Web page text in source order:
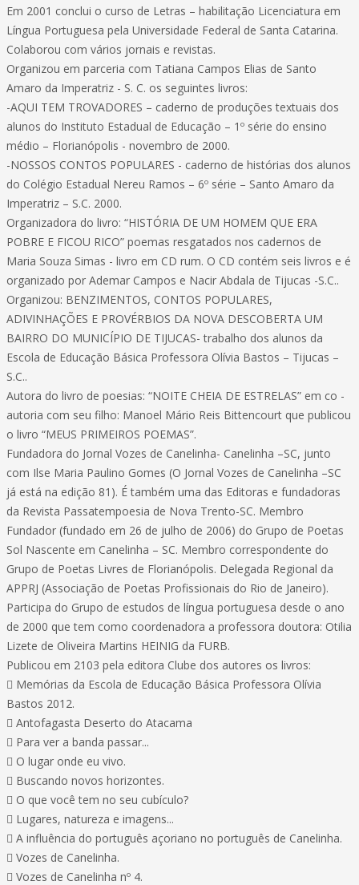
Em 2001 conclui o curso de Letras – habilitação Licenciatura em
Língua Portuguesa pela Universidade Federal de Santa Catarina.
Colaborou com vários jornais e revistas.
Organizou em parceria com Tatiana Campos Elias de Santo
Amaro da Imperatriz - S. C. os seguintes livros:
-AQUI TEM TROVADORES – caderno de produções textuais dos
alunos do Instituto Estadual de Educação – 1º série do ensino
médio – Florianópolis - novembro de 2000.
-NOSSOS CONTOS POPULARES - caderno de histórias dos alunos
do Colégio Estadual Nereu Ramos – 6º série – Santo Amaro da
Imperatriz – S.C. 2000.
Organizadora do livro: “HISTÓRIA DE UM HOMEM QUE ERA
POBRE E FICOU RICO” poemas resgatados nos cadernos de
Maria Souza Simas - livro em CD rum. O CD contém seis livros e é
organizado por Ademar Campos e Nacir Abdala de Tijucas -S.C..
Organizou: BENZIMENTOS, CONTOS POPULARES,
ADIVINHAÇÕES E PROVÉRBIOS DA NOVA DESCOBERTA UM
BAIRRO DO MUNICÍPIO DE TIJUCAS- trabalho dos alunos da
Escola de Educação Básica Professora Olívia Bastos – Tijucas –
S.C..
Autora do livro de poesias: “NOITE CHEIA DE ESTRELAS” em co -
autoria com seu filho: Manoel Mário Reis Bittencourt que publicou
o livro “MEUS PRIMEIROS POEMAS”.
Fundadora do Jornal Vozes de Canelinha- Canelinha –SC, junto
com Ilse Maria Paulino Gomes (O Jornal Vozes de Canelinha –SC
já está na edição 81). É também uma das Editoras e fundadoras
da Revista Passatempoesia de Nova Trento-SC. Membro
Fundador (fundado em 26 de julho de 2006) do Grupo de Poetas
Sol Nascente em Canelinha – SC. Membro correspondente do
Grupo de Poetas Livres de Florianópolis. Delegada Regional da
APPRJ (Associação de Poetas Profissionais do Rio de Janeiro).
Participa do Grupo de estudos de língua portuguesa desde o ano
de 2000 que tem como coordenadora a professora doutora: Otilia
Lizete de Oliveira Martins HEINIG da FURB.
Publicou em 2103 pela editora Clube dos autores os livros:
 Memórias da Escola de Educação Básica Professora Olívia
Bastos 2012.
 Antofagasta Deserto do Atacama
 Para ver a banda passar...
 O lugar onde eu vivo.
 Buscando novos horizontes.
 O que você tem no seu cubículo?
 Lugares, natureza e imagens...
 A influência do português açoriano no português de Canelinha.
 Vozes de Canelinha.
 Vozes de Canelinha nº 4.